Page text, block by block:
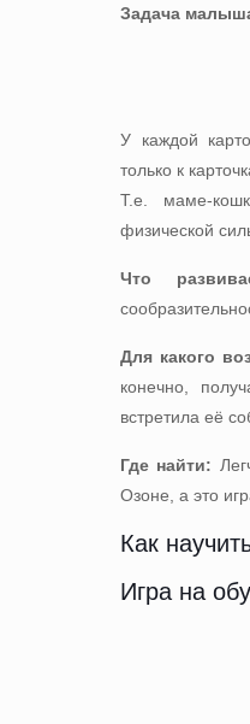
Задача
У каждой
только к
Т.е. маме-
физической
Что
Для какого
конечно,
встретила её
Где найти:
Озоне , а это
Как
Игра на